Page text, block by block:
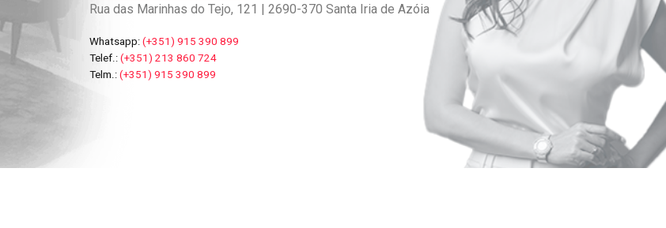
Rua das Marinhas do Tejo, 121 | 2690-370 Santa Iria de Azóia
Whatsapp:­ (+351) 915 390 899
Telef.: (+351) 213 860 724
Telm.: (+351) 915 390 899